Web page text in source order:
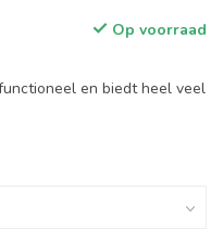
Op voorraad
en biedt heel veel